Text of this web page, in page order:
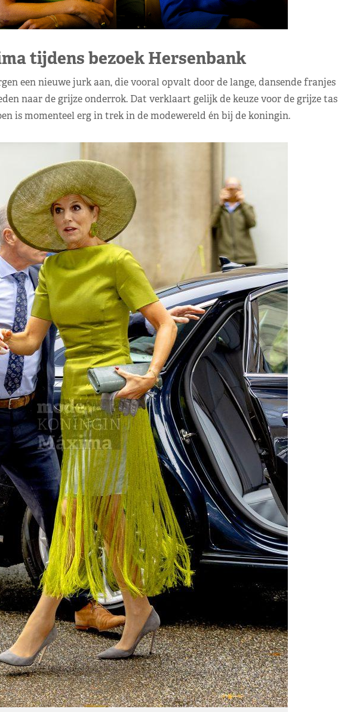
tijdens bezoek Hersenbank
een nieuwe jurk aan, die vooral opvalt door de lange, dansende franjes
naar de grijze onderrok. Dat verklaart gelijk de keuze voor de grijze tas
is momenteel erg in trek in de modewereld én bij de koningin.